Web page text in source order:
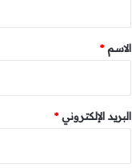
*
الاسم*
البريد الإلكتروني*